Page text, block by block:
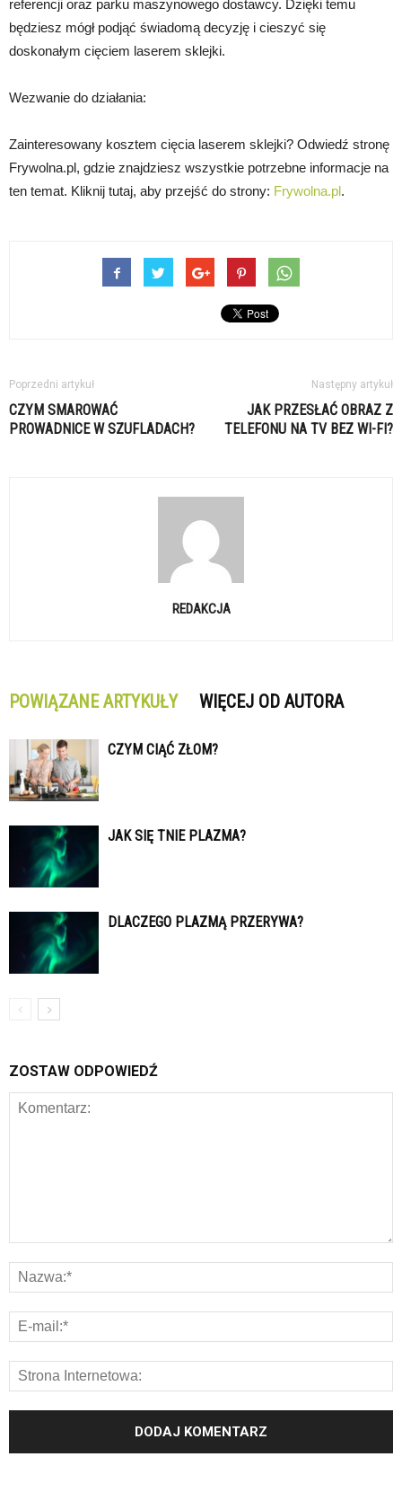
referencji oraz parku maszynowego dostawcy. Dzięki temu
będziesz mógł podjąć świadomą decyzję i cieszyć się
doskonałym cięciem laserem sklejki.
Wezwanie do działania:
Zainteresowany kosztem cięcia laserem sklejki? Odwiedź stronę
Frywolna.pl, gdzie znajdziesz wszystkie potrzebne informacje na
ten temat. Kliknij tutaj, aby przejść do strony: Frywolna.pl.
Poprzedni artykuł
CZYM SMAROWAĆ
PROWADNICE W SZUFLADACH?
Następny artykuł
JAK PRZESŁAĆ OBRAZ Z
TELEFONU NA TV BEZ WI-FI?
REDAKCJA
POWIĄZANE ARTYKUŁY WIĘCEJ OD AUTORA
CZYM CIĄĆ ZŁOM?
JAK SIĘ TNIE PLAZMA?
DLACZEGO PLAZMĄ PRZERYWA?
ZOSTAW ODPOWIEDŹ